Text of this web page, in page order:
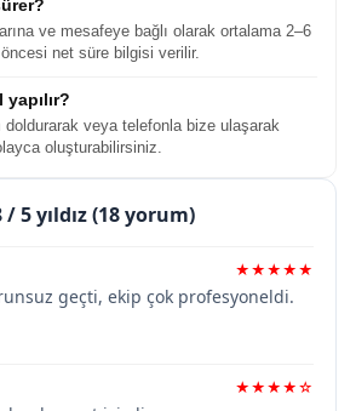
ve mesafeye bağlı olarak ortalama 2–6
net süre bilgisi verilir.
veya telefonla bize ulaşarak
oluşturabilirsiniz.
/ 5 yıldız (18 yorum)
★★★★★
geçti, ekip çok profesyoneldi.
★★★★☆